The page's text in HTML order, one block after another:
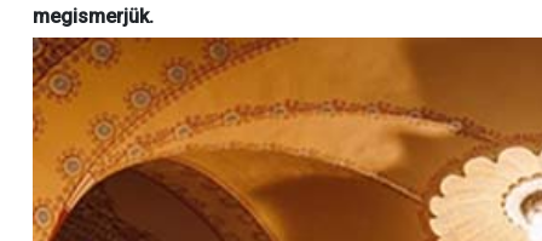
megismerjük.